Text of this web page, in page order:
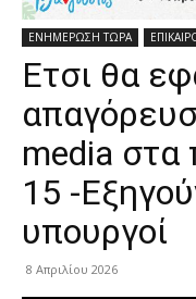
ΕΝΗΜΕΡΩΣΗ ΤΩΡΑ
Ετσι θα
media στα
15 -
υπουργοί
8 Απριλίου 2026